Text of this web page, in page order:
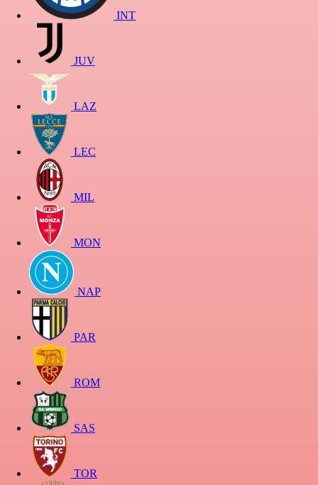
INT
JUV
LAZ
LEC
MIL
MON
NAP
PAR
ROM
SAS
TOR